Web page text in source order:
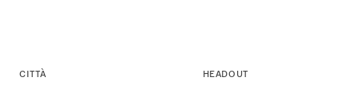
CITTÀ HEADOUT